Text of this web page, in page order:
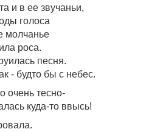
и в ее звучаньи,
голоса
молчанье
роса.
песня.
- будто бы с небес.
очень тесно-
куда-то ввысь!